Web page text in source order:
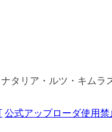
タリア・ルツ・キム
公式アップローダ使用禁